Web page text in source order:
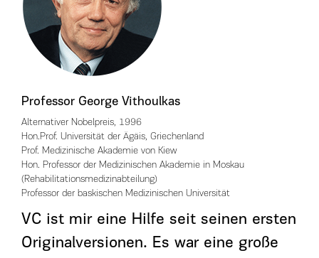
Professor George Vithoulkas
Alternativer Nobelpreis, 1996
Hon.Prof. Universität der Ägäis, Griechenland
Prof. Medizinische Akademie von Kiew
Hon. Professor der Medizinischen Akademie in Moskau
(Rehabilitationsmedizinabteilung)
Professor der baskischen Medizinischen Universität
VC ist mir eine Hilfe seit seinen ersten
Originalversionen. Es war eine große